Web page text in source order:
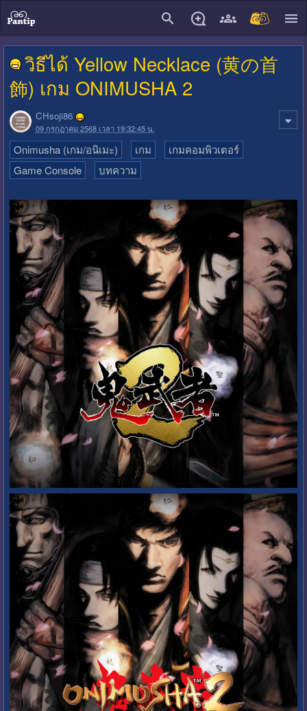
วิธีได้ Yellow Necklace (黄の首
飾) เกม ONIMUSHA 2
CHsoji86
09 กรกฎาคม 2568 เวลา 19:32:45 น.
Onimusha (เกม/อนิเมะ) เกม
เกมคอมพิวเตอร์
Game Console
บทความ
close